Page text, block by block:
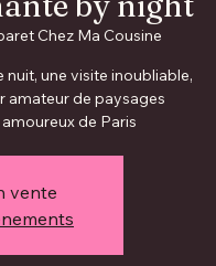
by night
Chez Ma Cousine
amateur de paysages
de Paris
vente